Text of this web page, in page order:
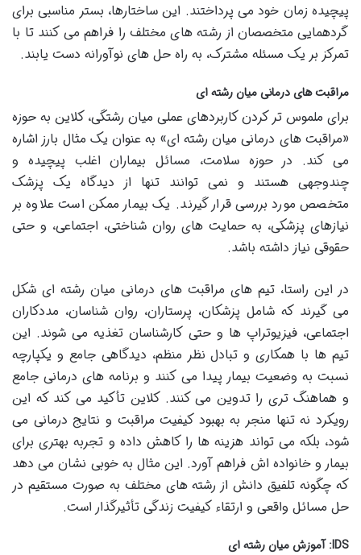
پیچیده زمان خود می پرداختند. این ساختارها، بستر مناسبی برای
گردهمایی متخصصان از رشته های مختلف را فراهم می کنند تا با
تمرکز بر یک مسئله مشترک، به راه حل های نوآورانه دست یابند.
مراقبت های درمانی میان رشته ای
برای ملموس تر کردن کاربردهای عملی میان رشتگی، کلاین به حوزه
«مراقبت های درمانی میان رشته ای» به عنوان یک مثال بارز اشاره
می کند. در حوزه سلامت، مسائل بیماران اغلب پیچیده و
چندوجهی هستند و نمی توانند تنها از دیدگاه یک پزشک
متخصص مورد بررسی قرار گیرند. یک بیمار ممکن است علاوه بر
نیازهای پزشکی، به حمایت های روان شناختی، اجتماعی، و حتی
حقوقی نیاز داشته باشد.
در این راستا، تیم های مراقبت های درمانی میان رشته ای شکل
می گیرند که شامل پزشکان، پرستاران، روان شناسان، مددکاران
اجتماعی، فیزیوتراپ ها و حتی کارشناسان تغذیه می شوند. این
تیم ها با همکاری و تبادل نظر منظم، دیدگاهی جامع و یکپارچه
نسبت به وضعیت بیمار پیدا می کنند و برنامه های درمانی جامع
و هماهنگ تری را تدوین می کنند. کلاین تأکید می کند که این
رویکرد نه تنها منجر به بهبود کیفیت مراقبت و نتایج درمانی می
شود، بلکه می تواند هزینه ها را کاهش داده و تجربه بهتری برای
بیمار و خانواده اش فراهم آورد. این مثال به خوبی نشان می دهد
که چگونه تلفیق دانش از رشته های مختلف به صورت مستقیم در
حل مسائل واقعی و ارتقاء کیفیت زندگی تأثیرگذار است.
IDS: آموزش میان رشته ای